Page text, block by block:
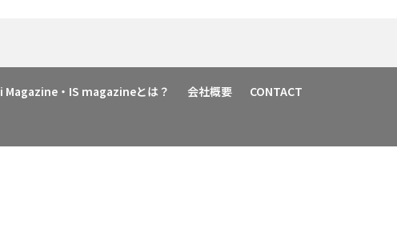
i Magazine・IS magazineとは？ 会社概要 CONTACT